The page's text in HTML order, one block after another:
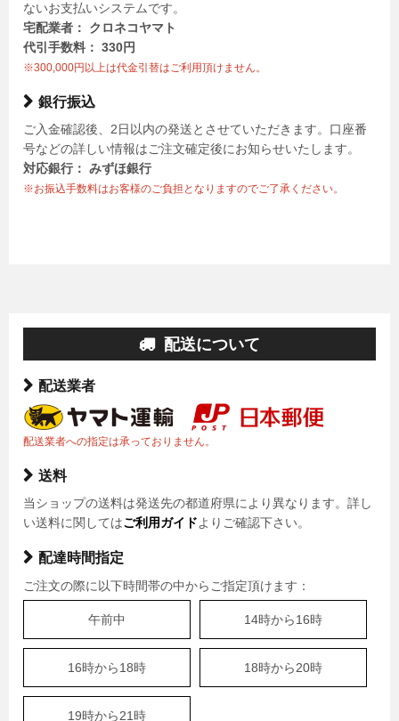
ないお支払いシステムです。
宅配業者： クロネコヤマト
代引手数料： 330円
※300,000円以上は代金引替はご利用頂けません。
銀行振込
ご入金確認後、2日以内の発送とさせていただきます。口座番
号などの詳しい情報はご注文確定後にお知らせいたします。
対応銀行： みずほ銀行
※お振込手数料はお客様のご負担となりますのでご了承ください。
配送について
配送業者
配送業者への指定は承っておりません。
送料
当ショップの送料は発送先の都道府県により異なります。詳し
い送料に関してはご利用ガイドよりご確認下さい。
配達時間指定
ご注文の際に以下時間帯の中からご指定頂けます：
午前中 14時から16時
16時から18時 18時から20時
19時から21時